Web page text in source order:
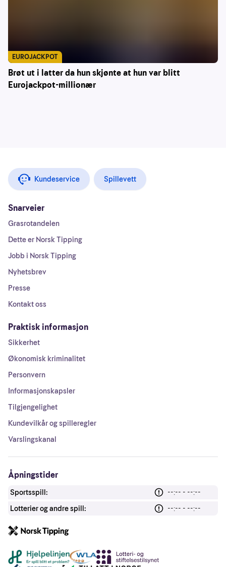
Brøt ut i latter da hun skjønte at hun var blitt
Eurojackpot-millionær
EUROJACKPOT
Kundeservice Spillevett
Snarveier
Grasrotandelen
Dette er Norsk Tipping
Jobb i Norsk Tipping
Nyhetsbrev
Presse
Kontakt oss
Praktisk informasjon
Sikkerhet
Økonomisk kriminalitet
Personvern
Informasjonskapsler
Tilgjengelighet
Kundevilkår og spilleregler
Varslingskanal
Åpningstider
Sportsspill:
--:-- - --:--
Lotterier og andre spill:
--:-- - --:--
Andre lenker